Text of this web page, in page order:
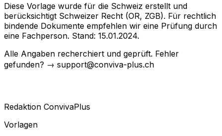
Diese Vorlage wurde für die Schweiz erstellt und
berücksichtigt Schweizer Recht (OR, ZGB). Für rechtlich
bindende Dokumente empfehlen wir eine Prüfung durch
eine Fachperson. Stand: 15.01.2024.
Alle Angaben recherchiert und geprüft. Fehler
gefunden? → support@conviva-plus.ch
Redaktion ConvivaPlus
Vorlagen